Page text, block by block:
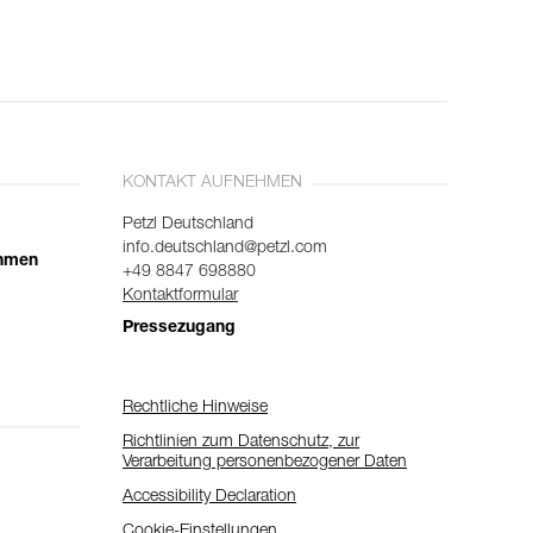
KONTAKT AUFNEHMEN
Petzl Deutschland
info.deutschland@petzl.com
+49 8847 698880
Kontaktformular
Pressezugang
Rechtliche Hinweise
Richtlinien zum Datenschutz, zur
Verarbeitung personenbezogener Daten
Accessibility Declaration